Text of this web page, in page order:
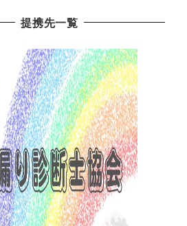
提携先一覧